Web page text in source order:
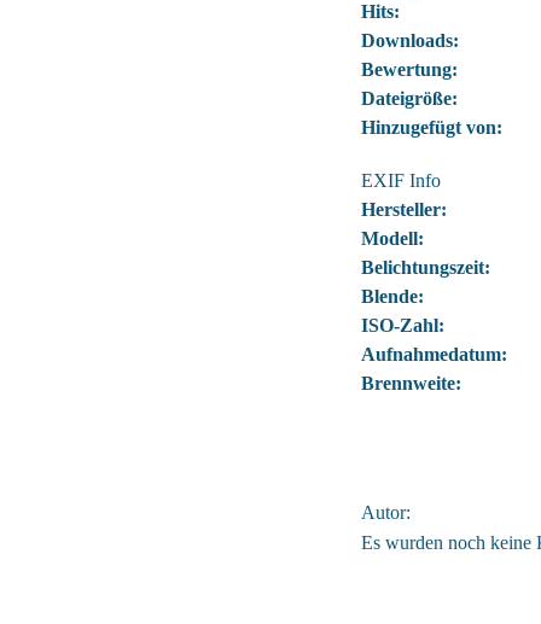
Hits:
Downloads:
Bewertung:
Dateigröße:
Hinzugefügt von:
EXIF Info
Hersteller:
Modell:
Belichtungszeit:
Blende:
ISO-Zahl:
Aufnahmedatum:
Brennweite:
Autor:
Es wurden noch keine